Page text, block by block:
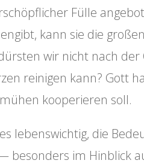
Fülle
kann sie die
wir nicht nach der
reinigen kann? Gott
kooperieren soll.
lebenswichtig, die
besonders im Hinblick